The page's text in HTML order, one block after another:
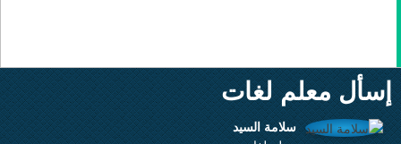
إسأل معلم لغات
سلامة السيد